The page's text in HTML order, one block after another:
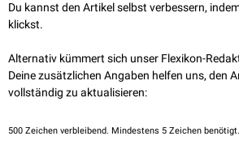
Du kannst den Artikel selbst verbessern,
klickst.
Alternativ kümmert sich unser Flexikon-
Deine zusätzlichen Angaben helfen uns, den
vollständig zu aktualisieren:
500 Zeichen verbleibend. Mindestens 5 Zeichen benötigt.